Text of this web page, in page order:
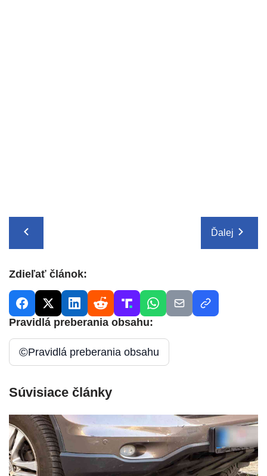
Ďalej
Zdieľať článok:
Pravidlá preberania obsahu:
©Pravidlá preberania obsahu
Súvisiace články